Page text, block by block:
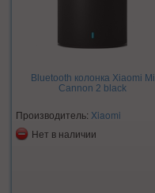
Bluetooth колонка Xiaomi Mi
Cannon 2 black
Производитель: Xiaomi
Нет в наличии